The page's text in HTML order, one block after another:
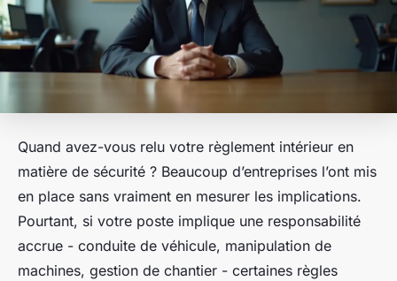
Quand avez-vous relu votre règlement intérieur en
matière de sécurité ? Beaucoup d’entreprises l’ont mis
en place sans vraiment en mesurer les implications.
Pourtant, si votre poste implique une responsabilité
accrue - conduite de véhicule, manipulation de
machines, gestion de chantier - certaines règles